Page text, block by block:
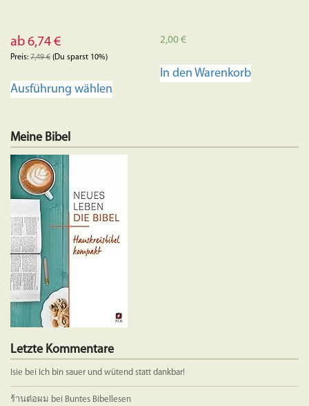
ab 6,74 €
Preis: 7,49€ (Du sparst 10%)
Ausführung wählen
Varianten
können
auf
2,00€
In den Warenkorb
Meine Bibel
Letzte Kommentare
Isie bei Ich bin sauer und wütend statt dankbar!
ร้านต่อผม bei Buntes Bibellesen